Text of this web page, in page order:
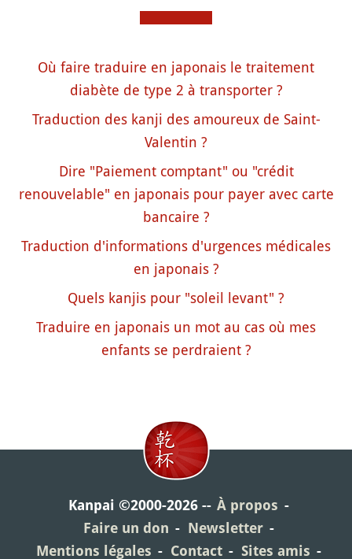
Où faire traduire en japonais le traitement
diabète de type 2 à transporter ?
Traduction des kanji des amoureux de Saint-
Valentin ?
Dire "Paiement comptant" ou "crédit
renouvelable" en japonais pour payer avec carte
bancaire ?
Traduction d'informations d'urgences médicales
en japonais ?
Quels kanjis pour "soleil levant" ?
Traduire en japonais un mot au cas où mes
enfants se perdraient ?
Kanpai ©2000-2026
À propos
Faire un don
Newsletter
Mentions légales
Contact Sites amis